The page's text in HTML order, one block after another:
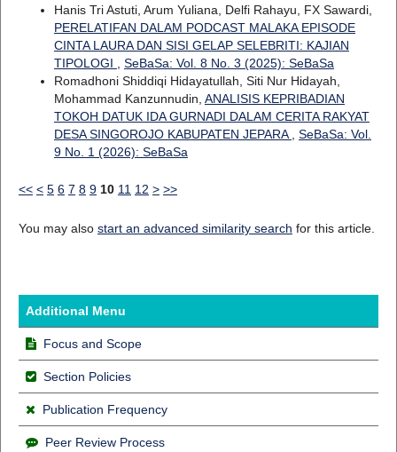
Hanis Tri Astuti, Arum Yuliana, Delfi Rahayu, FX Sawardi,
PERELATIFAN DALAM PODCAST MALAKA EPISODE
CINTA LAURA DAN SISI GELAP SELEBRITI: KAJIAN
TIPOLOGI
SeBaSa: Vol. 8 No. 3 (2025): SeBaSa
Romadhoni Shiddiqi Hidayatullah, Siti Nur Hidayah,
Mohammad Kanzunnudin, ANALISIS KEPRIBADIAN
TOKOH DATUK IDA GURNADI DALAM CERITA RAKYAT
DESA SINGOROJO KABUPATEN JEPARA
SeBaSa: Vol.
9 No. 1 (2026): SeBaSa
<< < 5 6 7 8 9 10 11 12 > >>
You may also start an advanced similarity search for this article.
Additional Menu
Focus and Scope
Section Policies
Publication Frequency
Peer Review Process